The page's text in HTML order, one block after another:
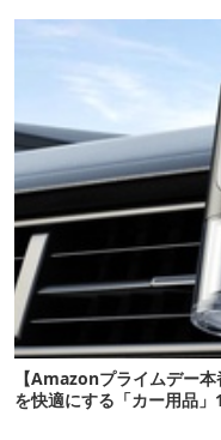
【Amazonプライムデー
を快適にする「カー用品」